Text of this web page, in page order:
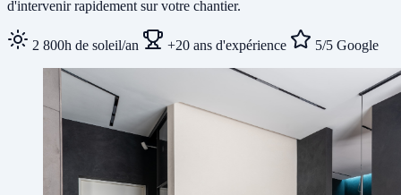
d'intervenir rapidement sur votre chantier.
2 800h de soleil/an +20 ans d'expérience 5/5 Google